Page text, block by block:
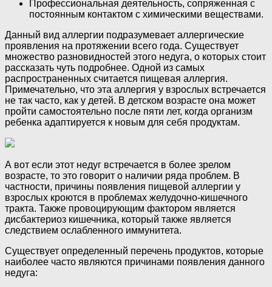
Профессиональная деятельность, сопряженная с
постоянным контактом с химическими веществами.
Данный вид аллергии подразумевает аллергические
проявления на протяжении всего года. Существует
множество разновидностей этого недуга, о которых стоит
рассказать чуть подробнее. Одной из самых
распространенных считается пищевая аллергия.
Примечательно, что эта аллергия у взрослых встречается
не так часто, как у детей. В детском возрасте она может
пройти самостоятельно после пяти лет, когда организм
ребенка адаптируется к новым для себя продуктам.
А вот если этот недуг встречается в более зрелом
возрасте, то это говорит о наличии ряда проблем. В
частности, причины появления пищевой аллергии у
взрослых кроются в проблемах желудочно-кишечного
тракта. Также провоцирующим фактором является
дисбактериоз кишечника, который также является
следствием ослабленного иммунитета.
Существует определенный перечень продуктов, которые
наиболее часто являются причинами появления данного
недуга: